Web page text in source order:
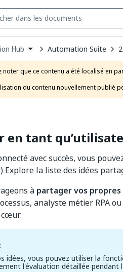
Hub Automation Suite
noter que ce contenu a été localisé en
du contenu nouvellement publié
en tant
avec succès, vous
) Explore la liste des idées
à partager vos propres
analyste métier RPA
idées, vous pouvez utiliser la
l'évaluation détaillée pendant